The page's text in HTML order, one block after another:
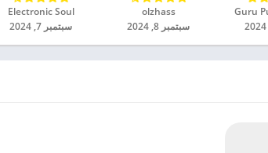
Guru
مهكرة للاندرويد 2024
olzhass‏
سبتمبر 8, 2024
Electronic Soul‏
سبتمبر 7, 2024